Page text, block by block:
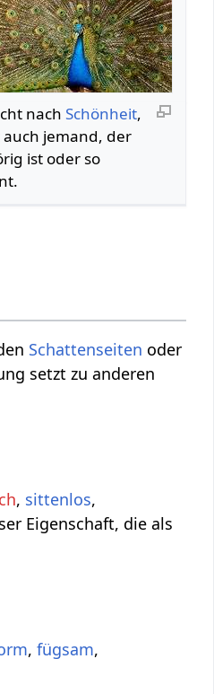
nach Schönheit,
auch jemand, der
ist oder so
Schattenseiten oder
setzt zu anderen
, sittenlos,
Eigenschaft, die als
,fügsam,